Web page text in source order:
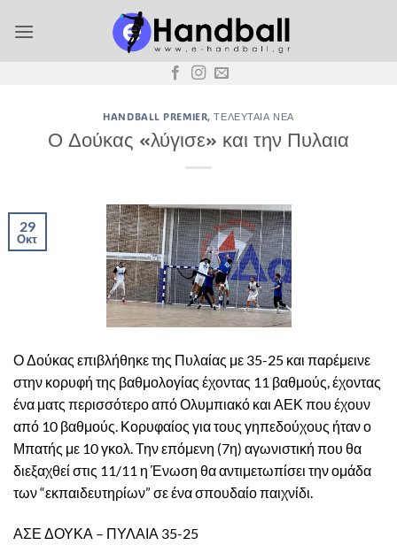
στο
HANDBALL PREMIER,ΤΕΛΕΥΤΑΊΑ ΝΈΑ
Ο Δούκας «λύγισε» και την Πυλαια
29
Οκτ
Ο Δούκας επιβλήθηκε της Πυλαίας με 35-25 και παρέμεινε
στην κορυφή της βαθμολογίας έχοντας 11 βαθμούς, έχοντας
ένα ματς περισσότερο από Ολυμπιακό και ΑΕΚ που έχουν
από 10 βαθμούς. Κορυφαίος για τους γηπεδούχους ήταν ο
Μπατής με 10 γκολ. Την επόμενη (7η) αγωνιστική που θα
διεξαχθεί στις 11/11 η Ένωση θα αντιμετωπίσει την ομάδα
των “εκπαιδευτηρίων” σε ένα σπουδαίο παιχνίδι.
ΑΣΕ ΔΟΥΚΑ – ΠΥΛΑΙΑ 35-25